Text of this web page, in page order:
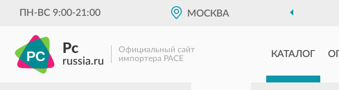
ПН-ВС 9:00-21:00 МОСКВА
Pc
russia.ru
Официальный сайт
импортера PACE
КАТАЛОГ